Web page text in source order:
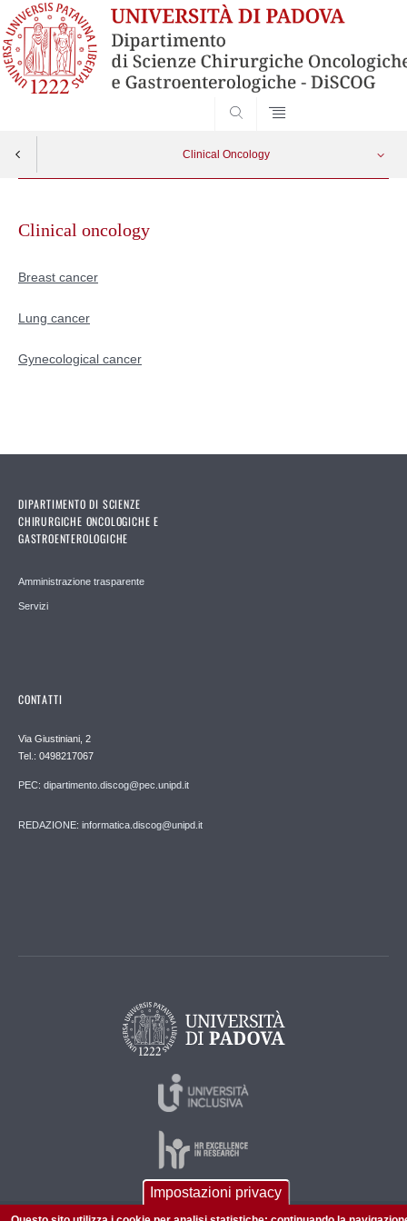
Clinical Oncology
contentClinical oncology
Breast cancer
Lung cancer
Gynecological cancer
DIPARTIMENTO DI SCIENZE
CHIRURGICHE ONCOLOGICHE E
GASTROENTEROLOGICHE
Amministrazione trasparente
Servizi
CONTATTI
Via Giustiniani, 2
Tel.: 0498217067
PEC: dipartimento.discog@pec.unipd.it
REDAZIONE: informatica.discog@unipd.it
Impostazioni privacy